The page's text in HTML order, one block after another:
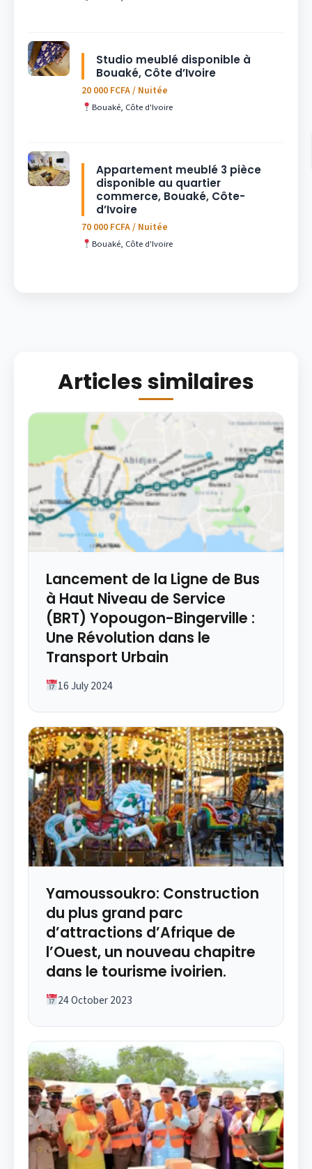
Studio meublé disponible à
Bouaké, Côte d’Ivoire
20 000 FCFA / Nuitée
Bouaké, Côte d'Ivoire
Appartement meublé 3 pièce
disponible au quartier
commerce, Bouaké, Côte-
d’Ivoire
70 000 FCFA / Nuitée
Bouaké, Côte d'Ivoire
Articles similaires
Lancement de la Ligne de Bus
à Haut Niveau de Service
(BRT) Yopougon-Bingerville :
Une Révolution dans le
Transport Urbain
16 July 2024
Yamoussoukro: Construction
du plus grand parc
d’attractions d’Afrique de
l’Ouest, un nouveau chapitre
dans le tourisme ivoirien.
24 October 2023